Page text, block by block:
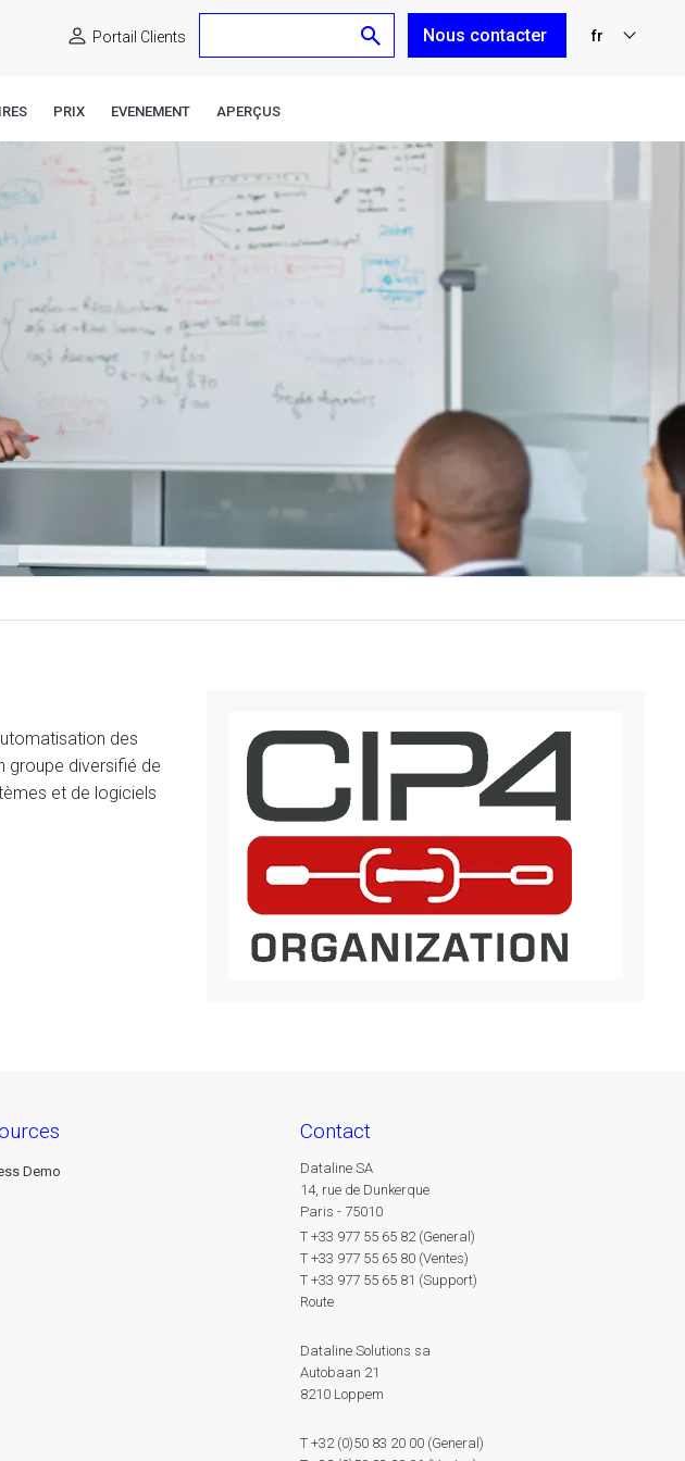
Portail Clients Nous contacter fr
PRIX EVENEMENT APERÇUS
des
groupe diversifié de
et de logiciels
Demo
contact
Dataline SA
14, rue de Dunkerque
Paris - 75010
T +33 977 55 65 82 (General)
T +33 977 55 65 80 (Ventes)
T +33 977 55 65 81 (Support)
Route
Dataline Solutions sa
Autobaan 21
8210 Loppem
T +32 (0)50 83 20 00 (General)